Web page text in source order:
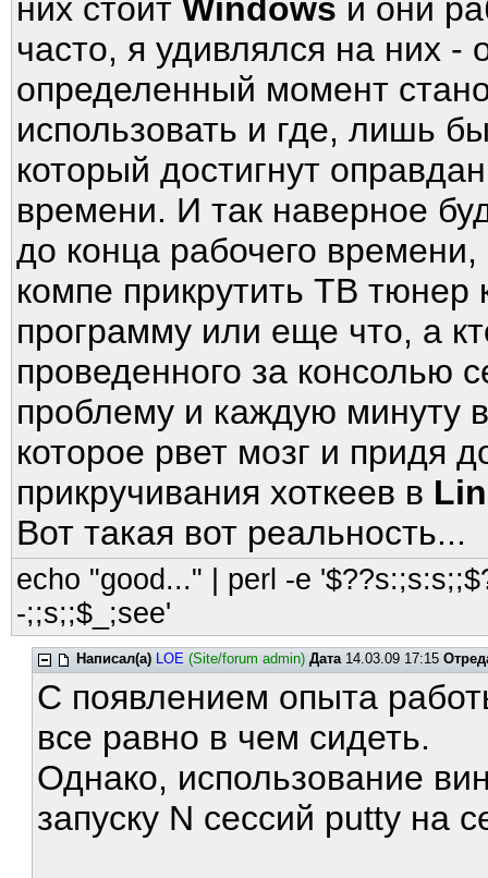
них стоит Windows и они
часто, я удивлялся на них
определенный момент
использовать и где, лишь
который достигнут
времени. И так наверное
до конца рабочего
компе прикрутить ТВ тюнер
программу или еще что, а
проведенного за консолью
проблему и каждую минуту
которое рвет мозг и придя
прикручивания хоткеев в
Вот такая вот реальность...
echo "good..." | perl -e
-;;s;;$_;see'
Написал(а) LOE (Site/forum admin) Дата14.03.09 17:15
С появлением опыта
все равно в чем сидеть.
Однако, использование
запуску N сессий putty на